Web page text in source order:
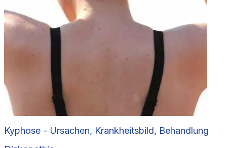
Kyphose - Ursachen, Krankheitsbild, Behandlung